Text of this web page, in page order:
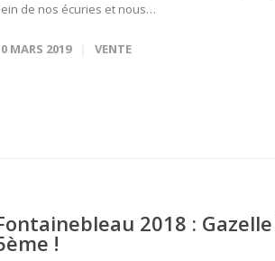
de nos écuries et nous…
MARS 2019 VENTE
2018 :
!